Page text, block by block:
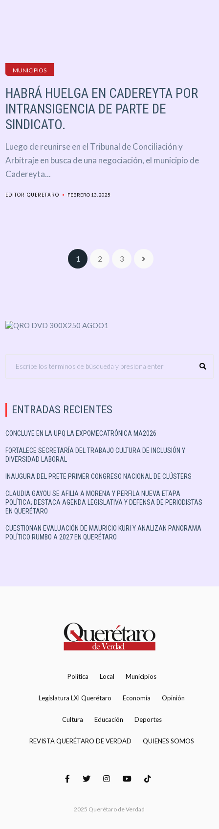
MUNICIPIOS
HABRÁ HUELGA EN CADEREYTA POR
INTRANSIGENCIA DE PARTE DE
SINDICATO.
Luego de reunirse en el Tribunal de Conciliación y
Arbitraje en busca de una negociación, el municipio de
Cadereyta...
EDITOR QUERETARO FEBRERO 13, 2025
1 2 3
ENTRADAS RECIENTES
CONCLUYE EN LA UPQ LA EXPOMECATRÓNICA MA2026
FORTALECE SECRETARÍA DEL TRABAJO CULTURA DE INCLUSIÓN Y
DIVERSIDAD LABORAL
INAUGURA DEL PRETE PRIMER CONGRESO NACIONAL DE CLÚSTERS
CLAUDIA GAYOU SE AFILIA A MORENA Y PERFILA NUEVA ETAPA
POLÍTICA; DESTACA AGENDA LEGISLATIVA Y DEFENSA DE PERIODISTAS
EN QUERÉTARO
CUESTIONAN EVALUACIÓN DE MAURICIO KURI Y ANALIZAN PANORAMA
POLÍTICO RUMBO A 2027 EN QUERÉTARO
Política Local Municipios
Legislatura LXI Querétaro Economía Opinión
Cultura Educación Deportes
REVISTA QUERÉTARO DE VERDAD QUIENES SOMOS
2025 Querétaro de Verdad